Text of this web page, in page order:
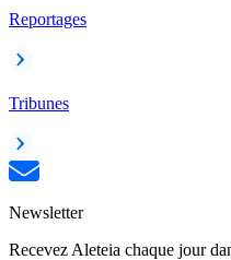
Reportages
Tribunes
Newsletter
Recevez Aleteia chaque jour